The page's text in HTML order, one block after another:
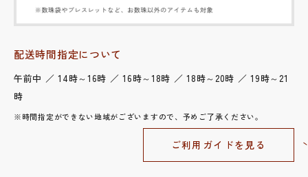
配送時間指定について
午前中 ／ 14時～16時 ／ 16時～18時 ／ 18時～20時 ／ 19時～21
時
※時間指定ができない地域がございますので、予めご了承ください。
ご利用ガイドを見る